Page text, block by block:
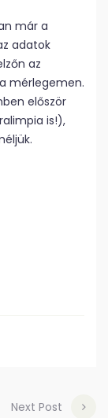
már a
adatok
az
mérlegemen.
először
is!),
Next Post